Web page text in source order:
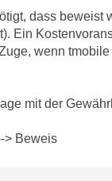
dass beweist
Ein
wenn
mit der
> Beweis